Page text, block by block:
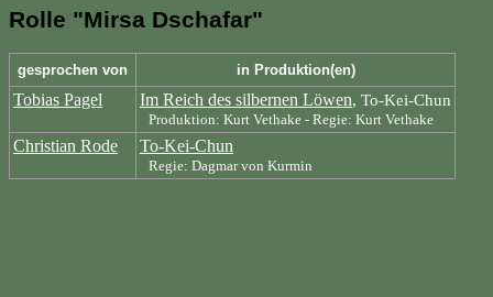
Rolle "Mirsa Dschafar"
gesprochen von in Produktion(en)
Tobias Pagel Im Reich des silbernen Löwen, To-Kei-Chun
Produktion: Kurt Vethake - Regie: Kurt Vethake
Christian Rode To-Kei-Chun
Regie: Dagmar von Kurmin